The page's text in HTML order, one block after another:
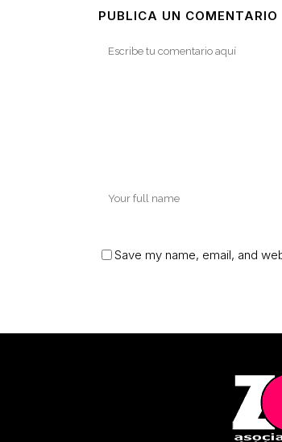
PUBLICA UN COMENTARIO
Save my name, email, and